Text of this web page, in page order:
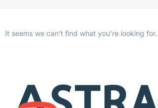
It seems we can't find what you're looking for.